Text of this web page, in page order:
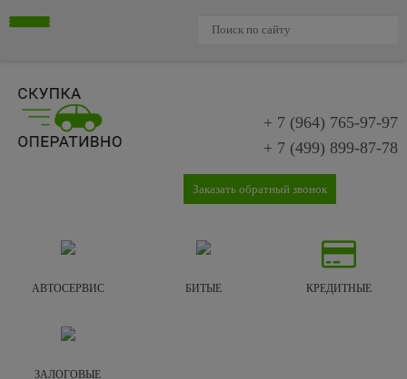
+ 7 (964) 765-97-97
+ 7 (499) 899-87-78
Заказать обратный звонок
АВТОСЕРВИС БИТЫЕ КРЕДИТНЫЕ
ЗАЛОГОВЫЕ